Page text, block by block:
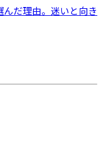
だ理由。迷いと向き